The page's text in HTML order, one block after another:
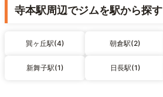
寺本駅周辺でジムを駅から探す
巽ヶ丘駅(4) 朝倉駅(2)
新舞子駅(1) 日長駅(1)